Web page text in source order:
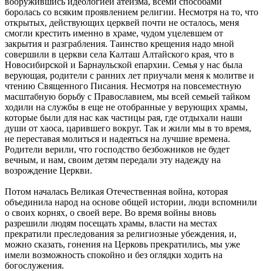
боролась со всяким проявлением религии. Несмотря на то, что
открытых, действующих церквей почти не осталось, меня
смогли крестить именно в храме, чудом уцелевшем от
закрытия и разграбления. Таинство крещения надо мной
совершили в церкви села Калташ Алтайского края, что в
Новосибирской и Барнаульской епархии. Семья у нас была
верующая, родители с ранних лет приучали меня к молитве и
чтению Священного Писания. Несмотря на повсеместную
масштабную борьбу с Православием, мы всей семьей тайком
ходили на службы в еще не отобранные у верующих храмы,
которые были для нас как частицы рая, где отдыхали наши
души от хаоса, царившего вокруг. Так и жили мы в то время,
не переставая молиться и надеяться на лучшие времена.
Родители верили, что господство безбожников не будет
вечным, и нам, своим детям передали эту надежду на
возрождение Церкви.
Потом началась Великая Отечественная война, которая
объединила народ на основе общей истории, люди вспомнили
о своих корнях, о своей вере. Во время войны вновь
разрешили людям посещать храмы, власти на местах
прекратили преследования за религиозные убеждения, и,
можно сказать, гонения на Церковь прекратились, мы уже
имели возможность спокойно и без оглядки ходить на
богослужения.